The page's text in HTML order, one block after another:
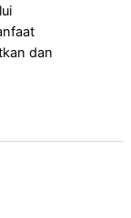
dan